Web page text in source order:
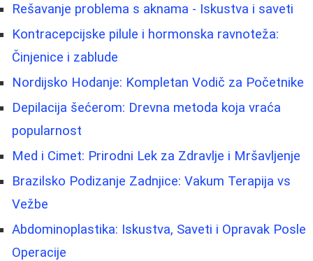
Rešavanje problema s aknama - Iskustva i saveti
Kontracepcijske pilule i hormonska ravnoteža:
Činjenice i zablude
Nordijsko Hodanje: Kompletan Vodič za Početnike
Depilacija šećerom: Drevna metoda koja vraća
popularnost
Med i Cimet: Prirodni Lek za Zdravlje i Mršavljenje
Brazilsko Podizanje Zadnjice: Vakum Terapija vs
Vežbe
Abdominoplastika: Iskustva, Saveti i Opravak Posle
Operacije